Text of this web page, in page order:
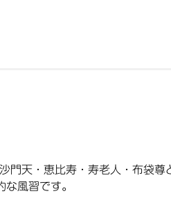
門天・恵比寿・寿老人・布袋尊
風習です。